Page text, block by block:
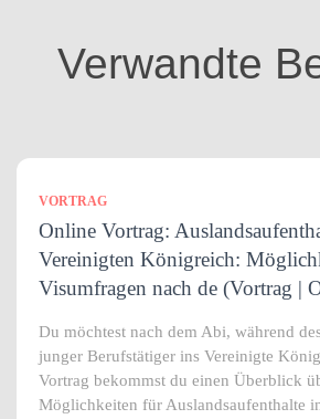
Verwandte
VORTRAG
Online Vortrag:
Vereinigten Königreich:
Visumfragen nach de (Vortrag |
Du möchtest nach dem Abi, während
junger Berufstätiger ins Vereinigte
Vortrag bekommst du einen Überblick
Möglichkeiten für Auslandsaufenthalte